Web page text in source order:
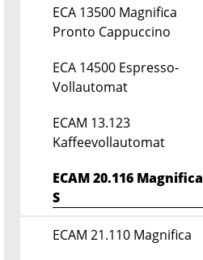
ECA 13500 Magnifica
Pronto Cappuccino
ECA 14500 Espresso-
Vollautomat
ECAM 13.123
Kaffeevollautomat
ECAM 20.116 Magnifica
S
ECAM 21.110 Magnifica